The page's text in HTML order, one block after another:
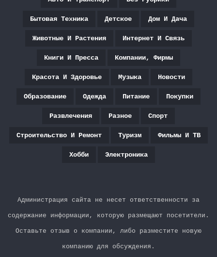
Бытовая Техника Детское Дом И Дача
Животные И Растения Интернет И Связь
Книги И Пресса Компании, Фирмы
Красота И Здоровье Музыка Новости
Образование Одежда Питание Покупки
Развлечения Разное Спорт
Строительство И Ремонт Туризм Фильмы И ТВ
Хобби Электроника
Администрация сайта не несет ответственности за
содержание информации, которую размещают посетители.
Оставьте отзыв о компании, либо разместите новую
компанию для обсуждения.